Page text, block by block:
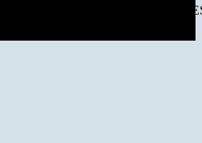
© 2018 VAL DI ZOLDO